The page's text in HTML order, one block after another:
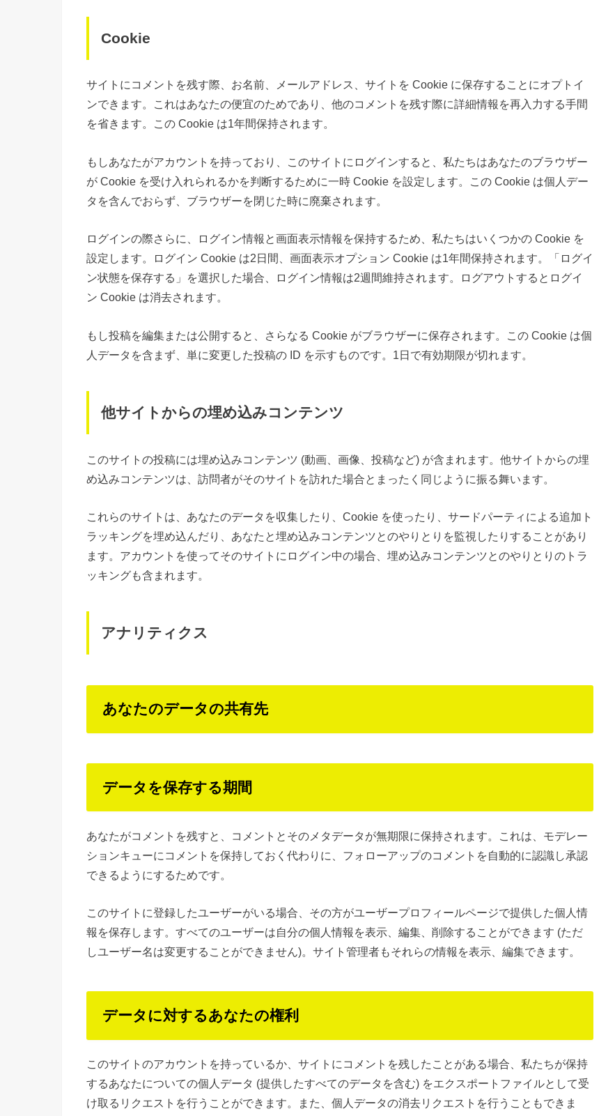
Cookie
サイトにコメントを残す際、お名前、メールアドレス、サイトを Cookie に保存することにオプトイ
ンできます。これはあなたの便宜のためであり、他のコメントを残す際に詳細情報を再入力する手間
を省きます。この Cookie は1年間保持されます。
もしあなたがアカウントを持っており、このサイトにログインすると、私たちはあなたのブラウザー
が Cookie を受け入れられるかを判断するために一時 Cookie を設定します。この Cookie は個人デー
タを含んでおらず、ブラウザーを閉じた時に廃棄されます。
ログインの際さらに、ログイン情報と画面表示情報を保持するため、私たちはいくつかの Cookie を
設定します。ログイン Cookie は2日間、画面表示オプション Cookie は1年間保持されます。「ログイ
ン状態を保存する」を選択した場合、ログイン情報は2週間維持されます。ログアウトするとログイ
ン Cookie は消去されます。
もし投稿を編集または公開すると、さらなる Cookie がブラウザーに保存されます。この Cookie は個
人データを含まず、単に変更した投稿の ID を示すものです。1日で有効期限が切れます。
他サイトからの埋め込みコンテンツ
このサイトの投稿には埋め込みコンテンツ (動画、画像、投稿など) が含まれます。他サイトからの埋
め込みコンテンツは、訪問者がそのサイトを訪れた場合とまったく同じように振る舞います。
これらのサイトは、あなたのデータを収集したり、Cookie を使ったり、サードパーティによる追加ト
ラッキングを埋め込んだり、あなたと埋め込みコンテンツとのやりとりを監視したりすることがあり
ます。アカウントを使ってそのサイトにログイン中の場合、埋め込みコンテンツとのやりとりのトラ
ッキングも含まれます。
アナリティクス
あなたのデータの共有先
データを保存する期間
あなたがコメントを残すと、コメントとそのメタデータが無期限に保持されます。これは、モデレー
ションキューにコメントを保持しておく代わりに、フォローアップのコメントを自動的に認識し承認
できるようにするためです。
このサイトに登録したユーザーがいる場合、その方がユーザープロフィールページで提供した個人情
報を保存します。すべてのユーザーは自分の個人情報を表示、編集、削除することができます (ただ
しユーザー名は変更することができません)。サイト管理者もそれらの情報を表示、編集できます。
データに対するあなたの権利
このサイトのアカウントを持っているか、サイトにコメントを残したことがある場合、私たちが保持
するあなたについての個人データ (提供したすべてのデータを含む) をエクスポートファイルとして受
け取るリクエストを行うことができます。また、個人データの消去リクエストを行うこともできま